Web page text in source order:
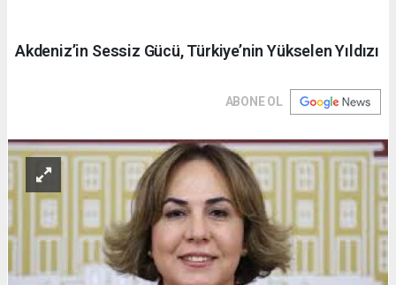
Akdeniz’in Sessiz Gücü, Türkiye’nin Yükselen Yıldızı
ABONE OL